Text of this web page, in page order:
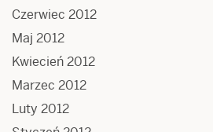
Czerwiec 2012
Maj 2012
Kwiecień 2012
Marzec 2012
Luty 2012